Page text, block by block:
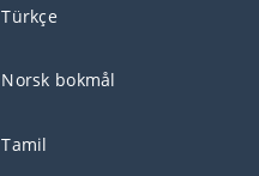
Türkçe
Norsk bokmål
Tamil